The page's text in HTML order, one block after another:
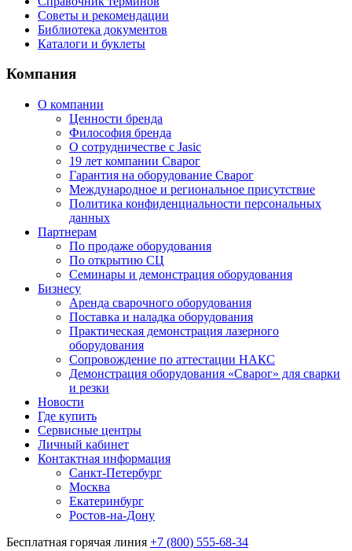
Советы и рекомендации
Библиотека документов
Каталоги и буклеты
Компания
О компании
Ценности бренда
Философия бренда
О сотрудничестве с Jasic
19 лет компании Сварог
Гарантия на оборудование Сварог
Международное и региональное присутствие
Политика конфиденциальности персональных
данных
Партнерам
По продаже оборудования
По открытию СЦ
Семинары и демонстрация оборудования
Бизнесу
Аренда сварочного оборудования
Поставка и наладка оборудования
Практическая демонстрация лазерного
оборудования
Сопровождение по аттестации НАКС
Демонстрация оборудования «Сварог» для сварки
и резки
Новости
Где купить
Сервисные центры
Личный кабинет
Контактная информация
Санкт-Петербург
Москва
Екатеринбург
Ростов-на-Дону
Бесплатная горячая линия +7 (800) 555-68-34